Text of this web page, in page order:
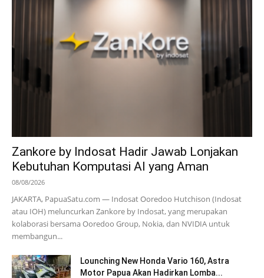
Zankore by Indosat Hadir Jawab Lonjakan
Kebutuhan Komputasi AI yang Aman
08/08/2026
JAKARTA, PapuaSatu.com — Indosat Ooredoo Hutchison (Indosat
atau IOH) meluncurkan Zankore by Indosat, yang merupakan
kolaborasi bersama Ooredoo Group, Nokia, dan NVIDIA untuk
membangun...
Lounching New Honda Vario 160, Astra
Motor Papua Akan Hadirkan Lomba...